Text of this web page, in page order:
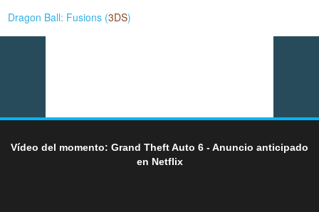
Dragon Ball: Fusions (3DS)
Vídeo del momento: Grand Theft Auto 6 - Anuncio anticipado
en Netflix